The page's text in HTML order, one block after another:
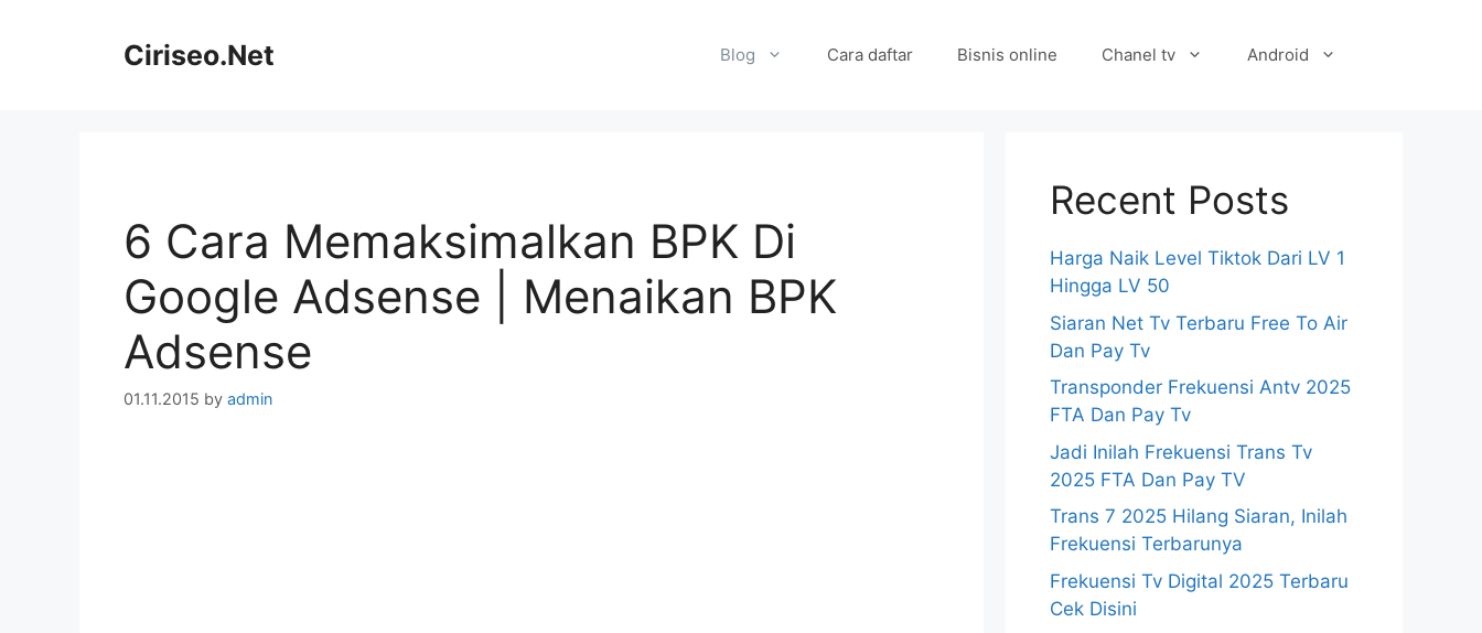
Ciriseo.Net Blog Cara daftar Bisnis online Chanel tv Android
6 Cara Memaksimalkan BPK Di
Google Adsense | Menaikan BPK
Adsense
01.11.2015 by admin
Recent Posts
Harga Naik Level Tiktok Dari LV 1
Hingga LV 50
Siaran Net Tv Terbaru Free To Air
Dan Pay Tv
Transponder Frekuensi Antv 2025
FTA Dan Pay Tv
Jadi Inilah Frekuensi Trans Tv
2025 FTA Dan Pay TV
Trans 7 2025 Hilang Siaran, Inilah
Frekuensi Terbarunya
Frekuensi Tv Digital 2025 Terbaru
Cek Disini